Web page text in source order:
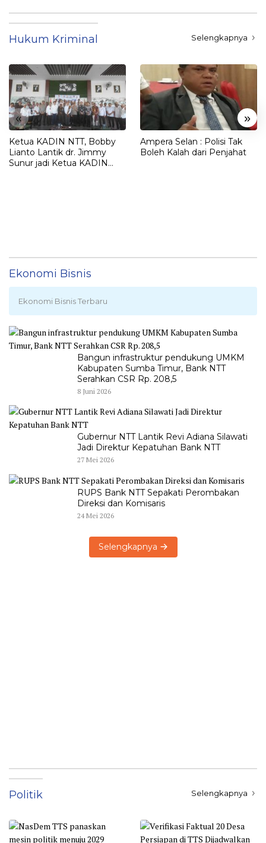
Hukum Kriminal Selengkapnya
« »
Ketua KADIN NTT, Bobby
Lianto Lantik dr. Jimmy
Sunur jadi Ketua KADIN
Ampera Selan : Polisi Tak
Boleh Kalah dari Penjahat
Ekonomi Bisnis
Ekonomi Bisnis Terbaru
Bangun infrastruktur pendukung UMKM
Kabupaten Sumba Timur, Bank NTT
Serahkan CSR Rp. 208,5
8 Juni 2026
Gubernur NTT Lantik Revi Adiana Silawati
Jadi Direktur Kepatuhan Bank NTT
27 Mei 2026
RUPS Bank NTT Sepakati Perombakan
Direksi dan Komisaris
24 Mei 2026
Selengkapnya
Politik Selengkapnya